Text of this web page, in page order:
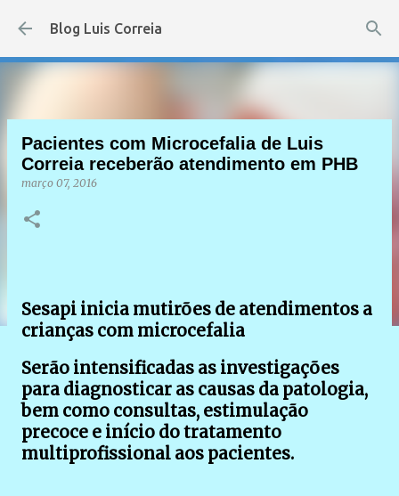
Pular para o conteúdo principal
Blog Luis Correia
Pacientes com Microcefalia de Luis
Correia receberão atendimento em PHB
março 07, 2016
Sesapi inicia mutirões de atendimentos a
crianças com microcefalia
Serão intensificadas as investigações
para diagnosticar as causas da patologia,
bem como consultas, estimulação
precoce e início do tratamento
multiprofissional aos pacientes.